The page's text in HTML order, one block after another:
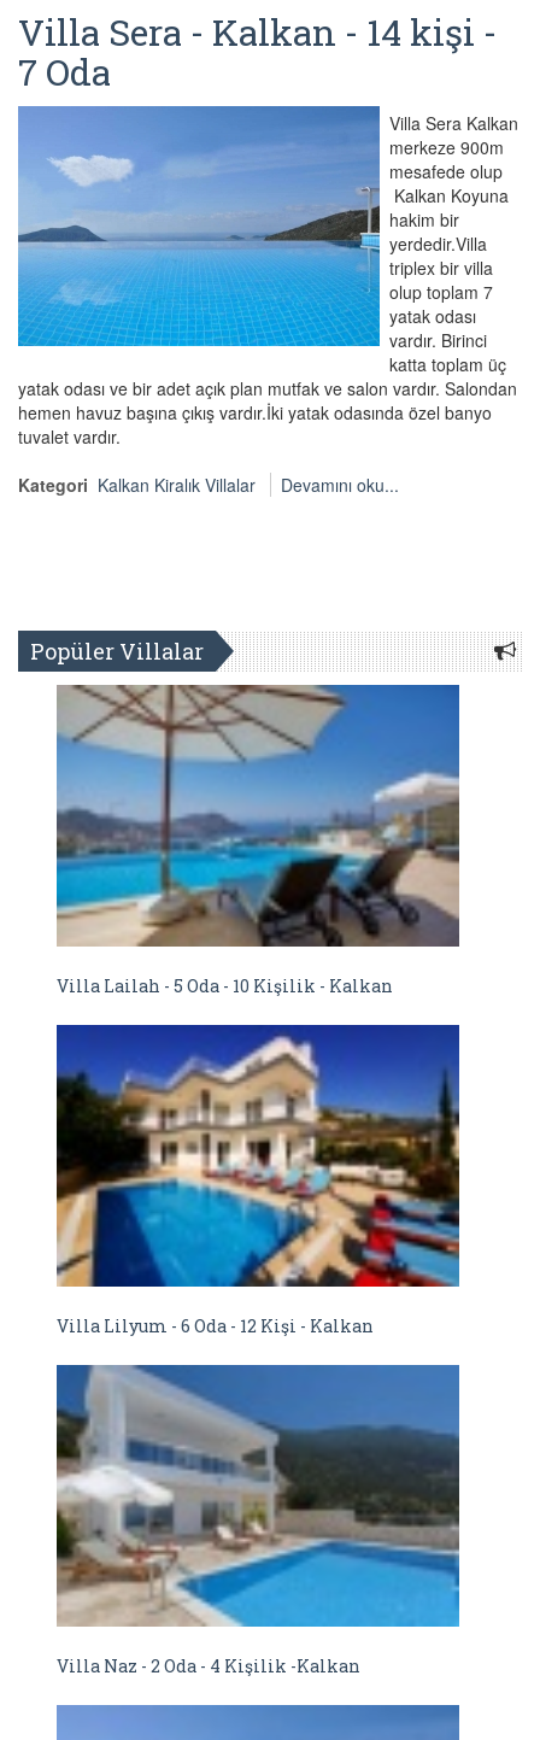
Villa Sera - Kalkan - 14 kişi -
7 Oda
Villa Sera Kalkan
merkeze 900m
mesafede olup
Kalkan Koyuna
hakim bir
yerdedir.Villa
triplex bir villa
olup toplam 7
yatak odası
vardır. Birinci
katta toplam üç
yatak odası ve bir adet açık plan mutfak ve salon vardır. Salondan
hemen havuz başına çıkış vardır.İki yatak odasında özel banyo
tuvalet vardır.
Kategori Kalkan Kiralık Villalar Devamını oku...
Popüler Villalar
Villa Lailah - 5 Oda - 10 Kişilik - Kalkan
Villa Lilyum - 6 Oda - 12 Kişi - Kalkan
Villa Naz - 2 Oda - 4 Kişilik -Kalkan